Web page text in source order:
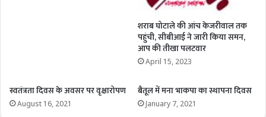
शराब घोटाले की आंच केजरीवाल तक
पहुंची, सीबीआई ने जारी किया समन,
आप की तीखा पलटवार
April 15, 2023
स्वतंत्रता दिवस के अवसर पर वृक्षारोपण
August 16, 2021
बैतूल में मना भाकपा का स्थापना दिवस
January 7, 2021